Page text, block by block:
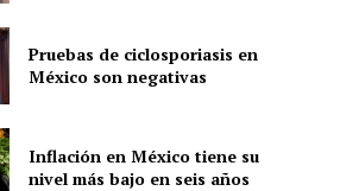
Pruebas de ciclosporiasis en
México son negativas
Inflación en México tiene su
nivel más bajo en seis años